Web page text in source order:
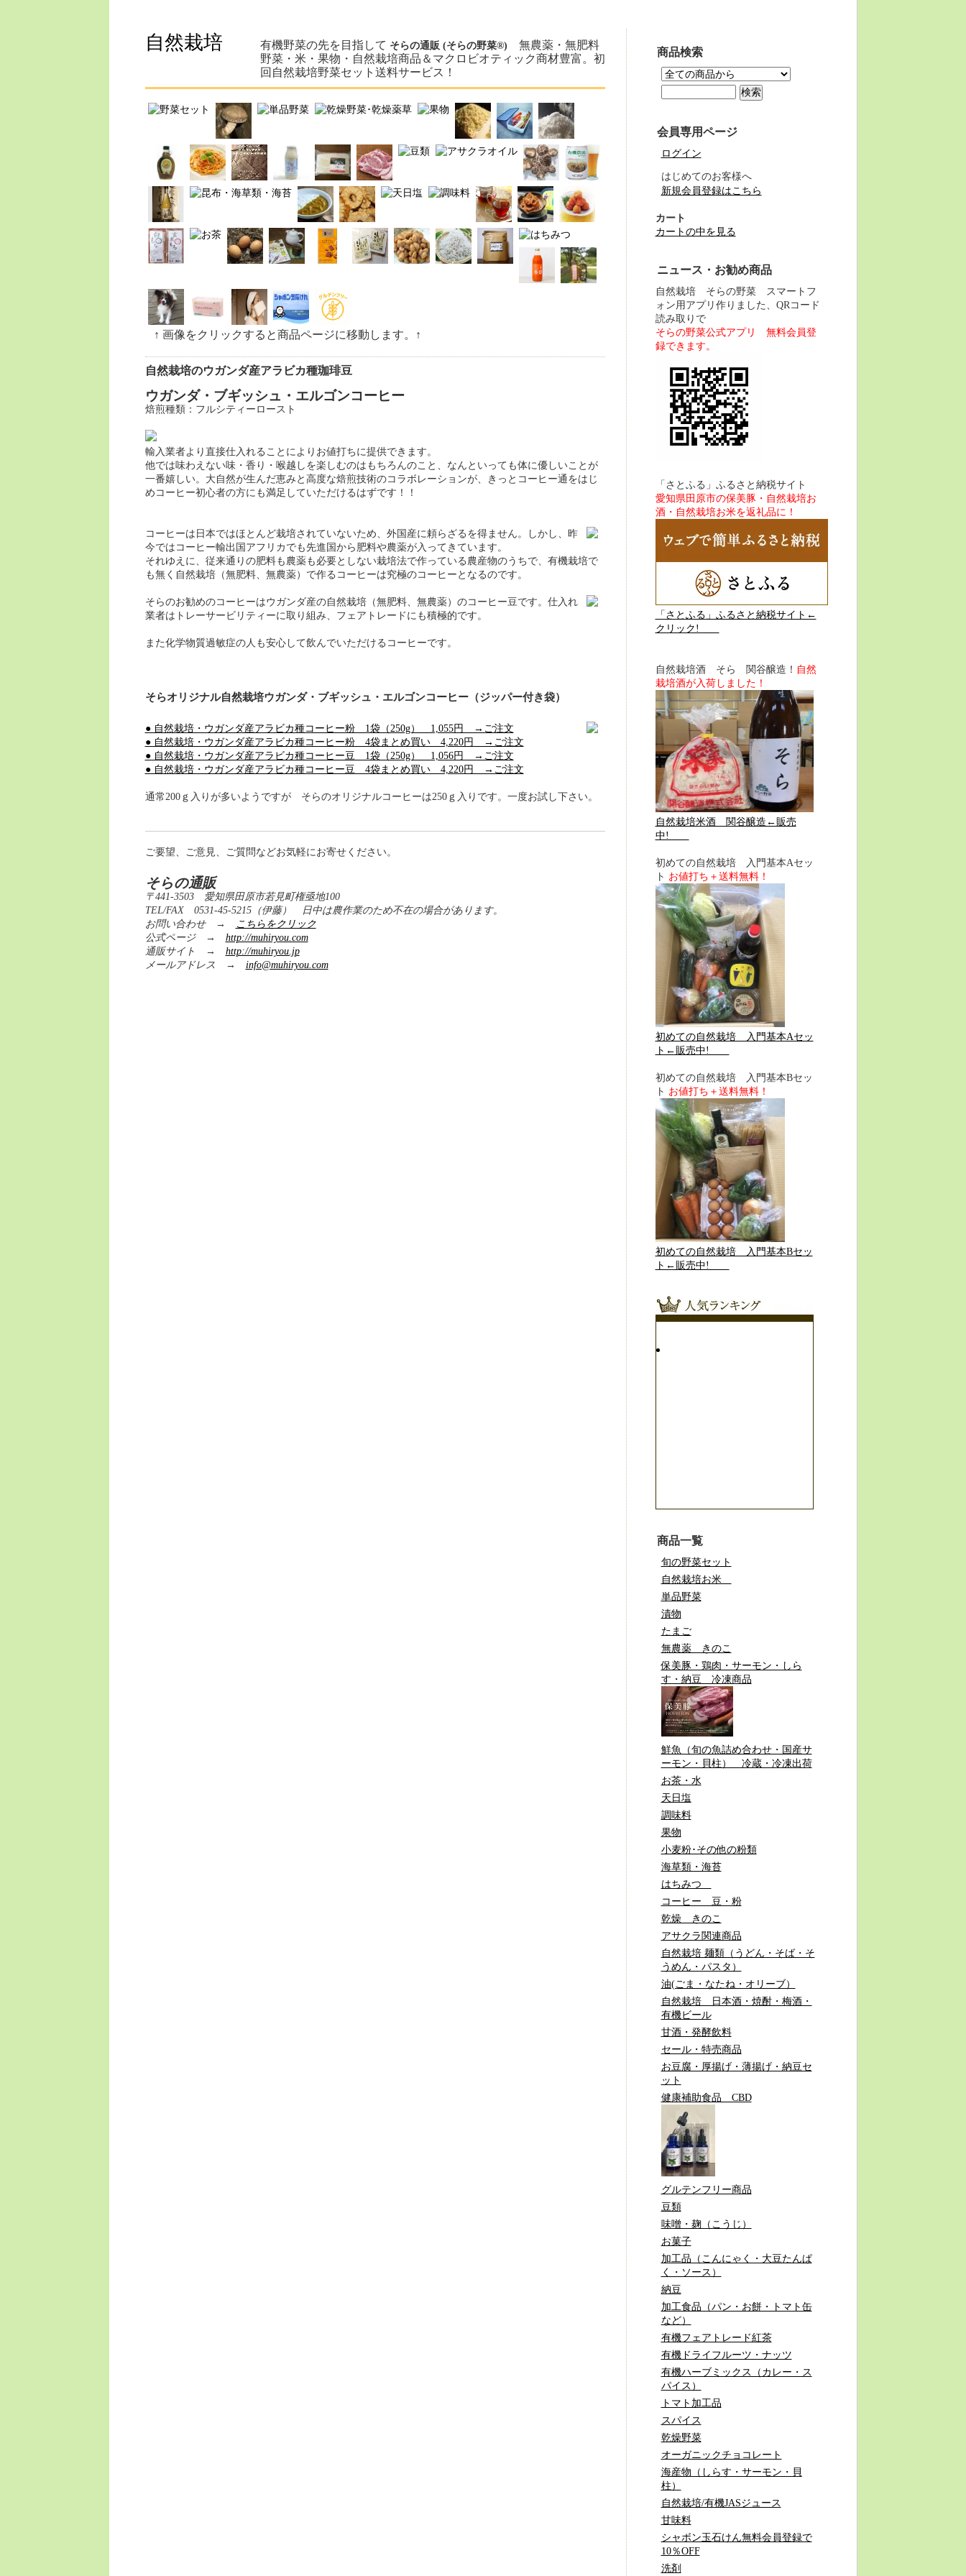
自然栽培 有機野菜の先を目指して そらの通販 (そらの野菜®)
無農薬・無肥料
野菜・米・果物・自然栽培商品＆マクロビオティック商材豊富。初
回自然栽培野菜セット送料サービス！
↑ 画像をクリックすると商品ページに移動します。↑
自然栽培のウガンダ産アラビカ種珈琲豆
ウガンダ・ブギッシュ・エルゴンコーヒー
焙煎種類：フルシティーロースト
輸入業者より直接仕入れることによりお値打ちに提供できます。
他では味わえない味・香り・喉越しを楽しむのはもちろんのこと、なんといっても体に優しいことが
一番嬉しい。大自然が生んだ恵みと高度な焙煎技術のコラボレーションが、きっとコーヒー通をはじ
めコーヒー初心者の方にも満足していただけるはずです！！
コーヒーは日本ではほとんど栽培されていないため、外国産に頼らざるを得ません。しかし、昨
今ではコーヒー輸出国アフリカでも先進国から肥料や農薬が入ってきています。
それゆえに、従来通りの肥料も農薬も必要としない栽培法で作っている農産物のうちで、有機栽培で
も無く自然栽培（無肥料、無農薬）で作るコーヒーは究極のコーヒーとなるのです。
そらのお勧めのコーヒーはウガンダ産の自然栽培（無肥料、無農薬）のコーヒー豆です。仕入れ
業者はトレーサービリティーに取り組み、フェアトレードにも積極的です。
また化学物質過敏症の人も安心して飲んでいただけるコーヒーです。
そらオリジナル自然栽培ウガンダ・ブギッシュ・エルゴンコーヒー（ジッパー付き袋）
● 自然栽培・ウガンダ産アラビカ種コーヒー粉 1袋（250g） 1,055円 →ご注文
● 自然栽培・ウガンダ産アラビカ種コーヒー粉 4袋まとめ買い 4,220円 →ご注文
● 自然栽培・ウガンダ産アラビカ種コーヒー豆 1袋（250g） 1,056円 →ご注文
● 自然栽培・ウガンダ産アラビカ種コーヒー豆 4袋まとめ買い 4,220円 →ご注文
通常200ｇ入りが多いようですが そらのオリジナルコーヒーは250ｇ入りです。一度お試し下さい。
ご要望、ご意見、ご質問などお気軽にお寄せください。
そらの通販
〒441-3503 愛知県田原市若見町権亟地100
TEL/FAX 0531-45-5215（伊藤） 日中は農作業のため不在の場合があります。
お問い合わせ →
こちらをクリック
公式ページ → http://muhiryou.com
通販サイト → http://muhiryou.jp
メールアドレス → info@muhiryou.com
商品検索
会員専用ページ
ログイン
はじめてのお客様へ
新規会員登録はこちら
カート
カートの中を見る
ニュース・お勧め商品
自然栽培 そらの野菜 スマートフ
ォン用アプリ作りました、QRコード
読み取りで
そらの野菜公式アプリ 無料会員登
録できます。
「さとふる」ふるさと納税サイト
愛知県田原市の保美豚・自然栽培お
酒・自然栽培お米を返礼品に！
「さとふる」ふるさと納税サイト←
クリック!
自然栽培酒 そら 関谷醸造！ 自然
栽培酒が入荷しました！
自然栽培米酒 関谷醸造←販売
中!
初めての自然栽培 入門基本Aセッ
ト お値打ち＋送料無料！
初めての自然栽培 入門基本Aセッ
ト←販売中!
初めての自然栽培 入門基本Bセッ
ト お値打ち＋送料無料！
初めての自然栽培 入門基本Bセッ
ト←販売中!
商品一覧
旬の野菜セット
自然栽培お米
単品野菜
漬物
たまご
無農薬 きのこ
保美豚・鶏肉・サーモン・しら
す・納豆 冷凍商品
鮮魚（旬の魚詰め合わせ・国産サ
ーモン・貝柱） 冷蔵・冷凍出荷
お茶・水
天日塩
調味料
果物
小麦粉･その他の粉類
海草類・海苔
はちみつ
コーヒー 豆・粉
乾燥 きのこ
アサクラ関連商品
自然栽培 麺類（うどん・そば・そ
うめん・パスタ）
油(ごま・なたね・オリーブ）
自然栽培 日本酒・焼酎・梅酒・
有機ビール
甘酒・発酵飲料
セール・特売商品
お豆腐・厚揚げ・薄揚げ・納豆セ
ット
健康補助食品 CBD
グルテンフリー商品
豆類
味噌・麹（こうじ）
お菓子
加工品（こんにゃく・大豆たんぱ
く・ソース）
納豆
加工食品（パン・お餅・トマト缶
など）
有機フェアトレード紅茶
有機ドライフルーツ・ナッツ
有機ハーブミックス（カレー・ス
パイス）
トマト加工品
スパイス
乾燥野菜
オーガニックチョコレート
海産物（しらす・サーモン・貝
柱）
自然栽培/有機JASジュース
甘味料
シャボン玉石けん無料会員登録で
10％OFF
洗剤